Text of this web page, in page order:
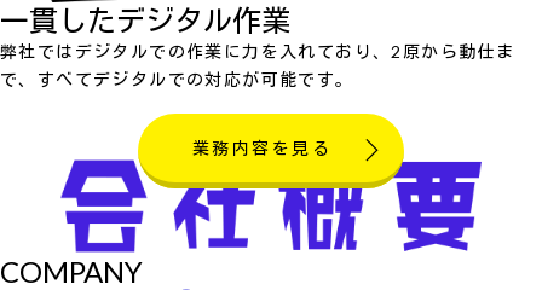
一貫したデジタル作業
弊社ではデジタルでの作業に力を入れており、2原から動仕ま
で、すべてデジタルでの対応が可能です。
業務内容を見る
COMPANY